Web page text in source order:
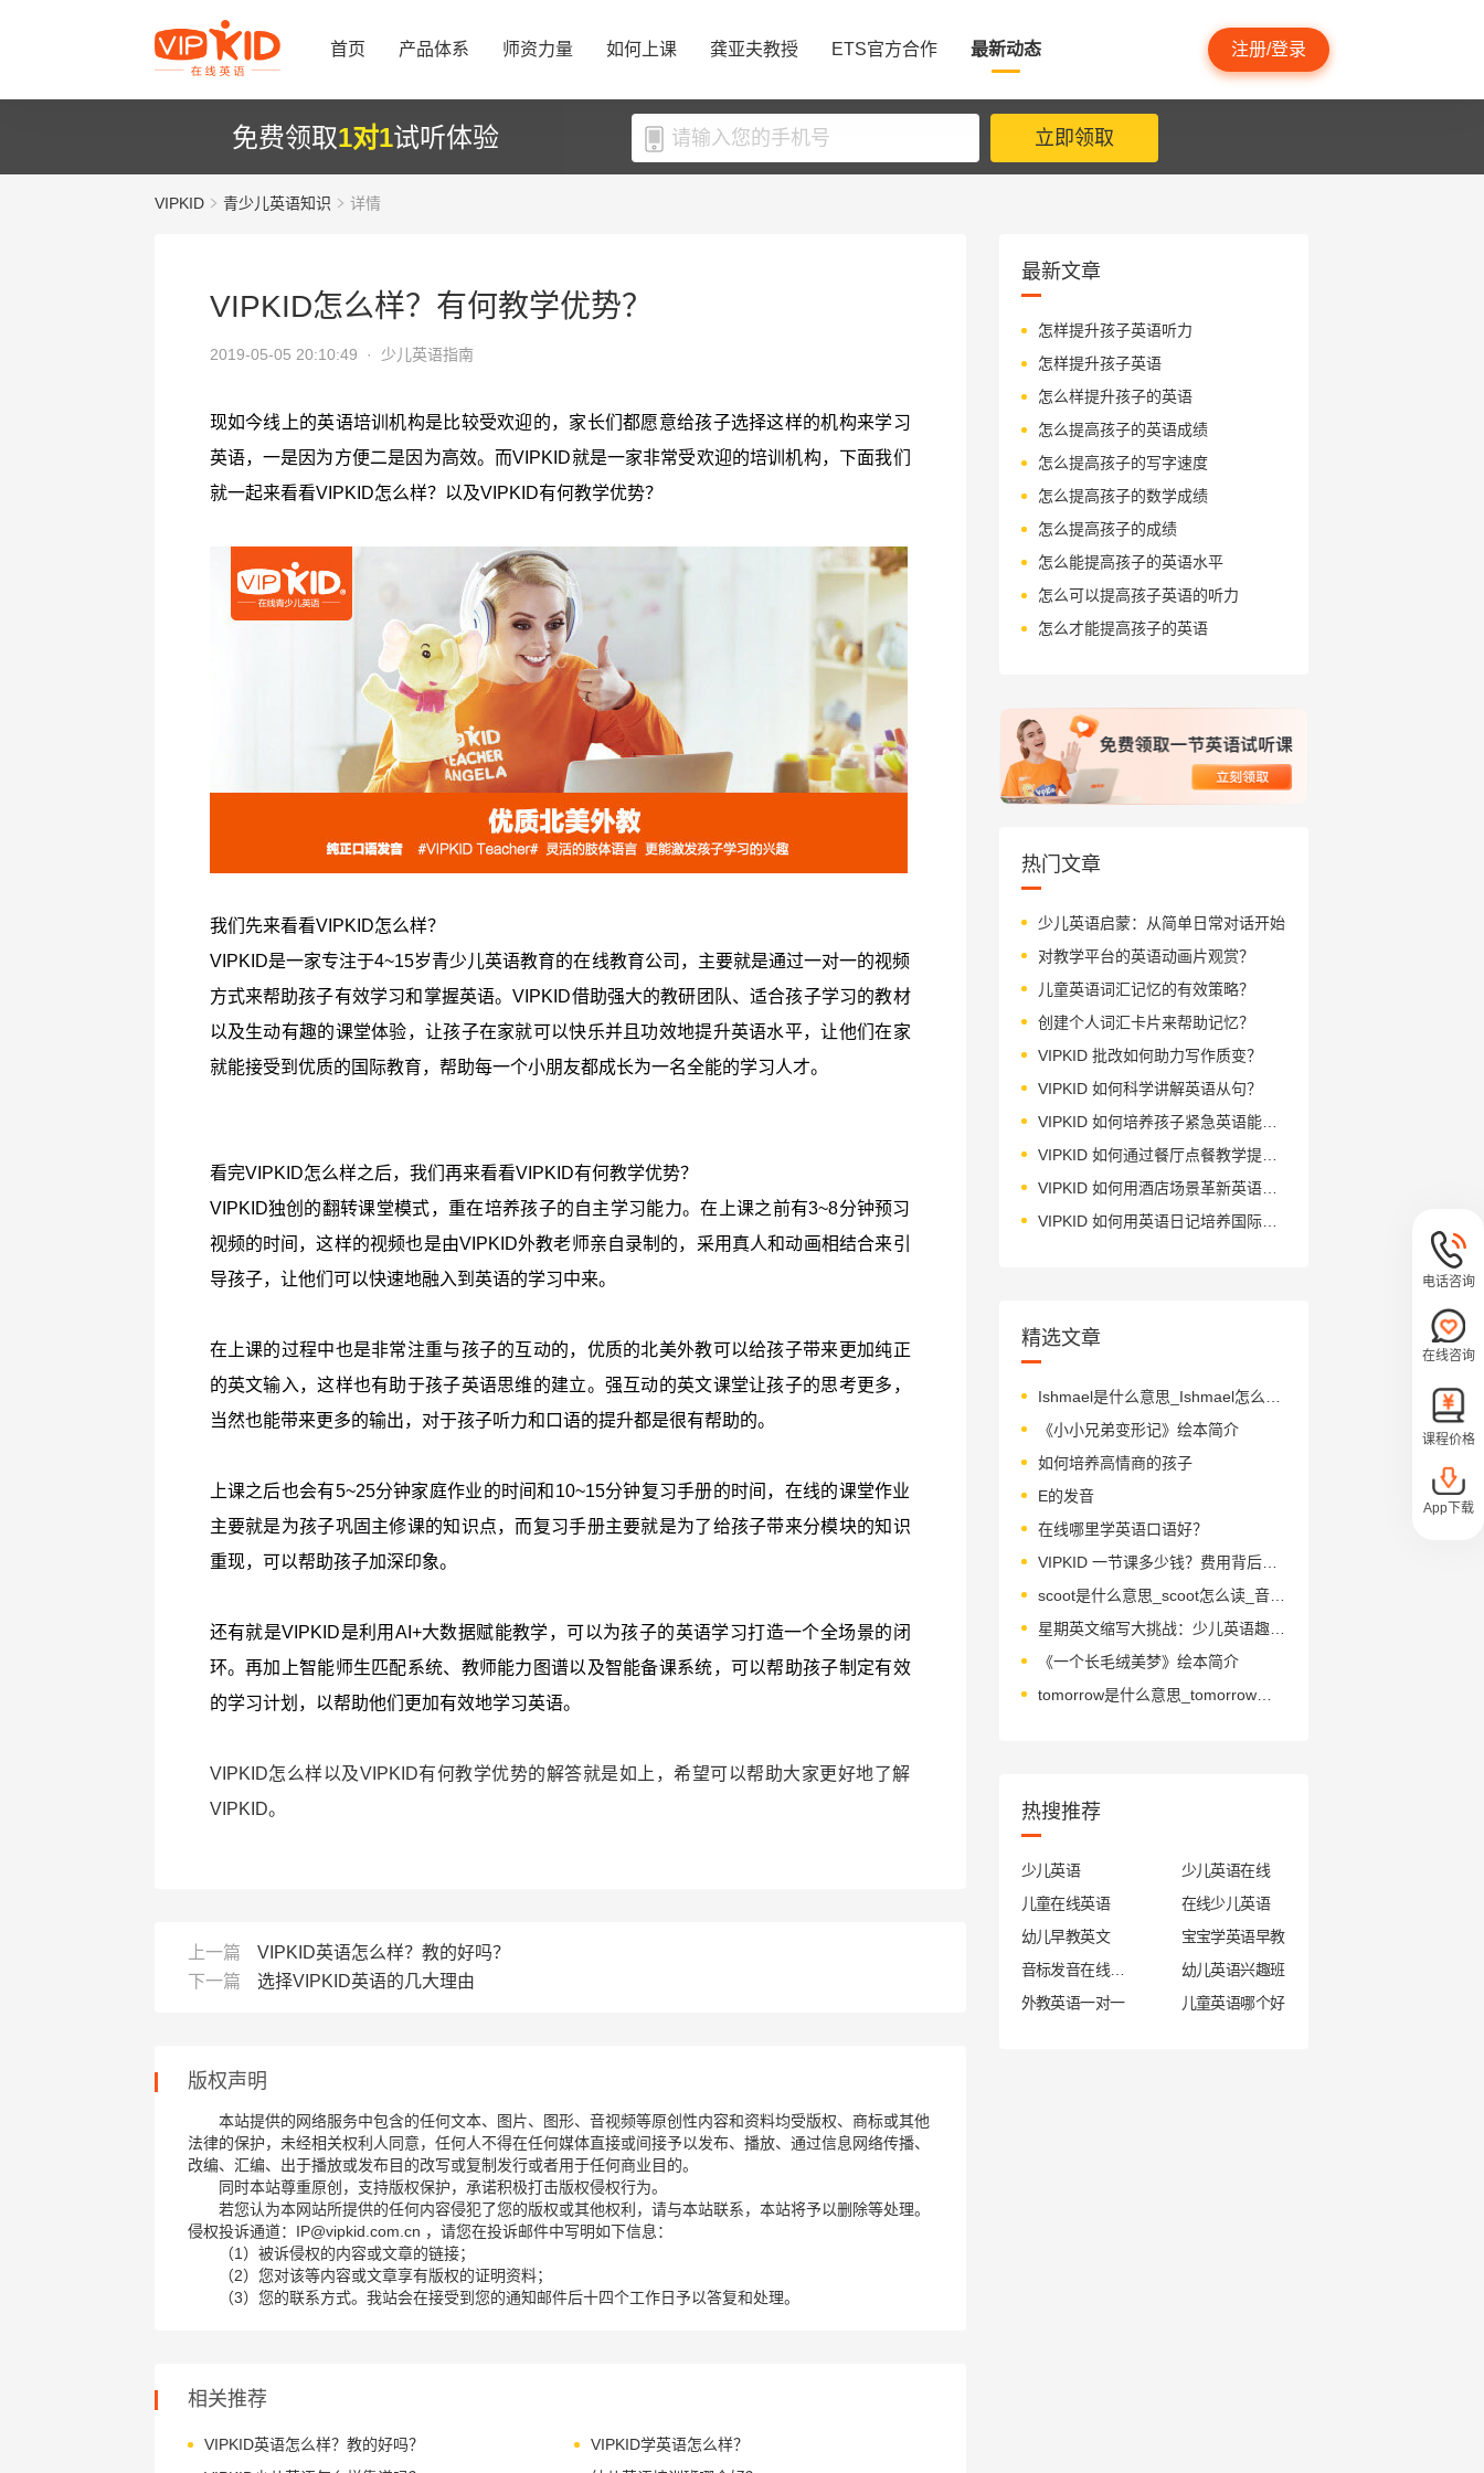
首页 产品体系 师资力量 如何上课 龚亚夫教授 ETS官方合作 最新动态 注册/登录
免费领取1对1试听体验 立即领取
VIPKID 青少儿英语知识 详情
VIPKID怎么样？有何教学优势？
2019-05-05 20:10:49 · 少儿英语指南
现如今线上的英语培训机构是比较受欢迎的，家长们都愿意给孩子选择这样的机构来学习
英语，一是因为方便二是因为高效。而VIPKID就是一家非常受欢迎的培训机构，下面我们
就一起来看看VIPKID怎么样？以及VIPKID有何教学优势？
我们先来看看VIPKID怎么样？
VIPKID是一家专注于4~15岁青少儿英语教育的在线教育公司，主要就是通过一对一的视频
方式来帮助孩子有效学习和掌握英语。VIPKID借助强大的教研团队、适合孩子学习的教材
以及生动有趣的课堂体验，让孩子在家就可以快乐并且功效地提升英语水平，让他们在家
就能接受到优质的国际教育，帮助每一个小朋友都成长为一名全能的学习人才。
看完VIPKID怎么样之后，我们再来看看VIPKID有何教学优势？
VIPKID独创的翻转课堂模式，重在培养孩子的自主学习能力。在上课之前有3~8分钟预习
视频的时间，这样的视频也是由VIPKID外教老师亲自录制的，采用真人和动画相结合来引
导孩子，让他们可以快速地融入到英语的学习中来。
在上课的过程中也是非常注重与孩子的互动的，优质的北美外教可以给孩子带来更加纯正
的英文输入，这样也有助于孩子英语思维的建立。强互动的英文课堂让孩子的思考更多，
当然也能带来更多的输出，对于孩子听力和口语的提升都是很有帮助的。
上课之后也会有5~25分钟家庭作业的时间和10~15分钟复习手册的时间，在线的课堂作业
主要就是为孩子巩固主修课的知识点，而复习手册主要就是为了给孩子带来分模块的知识
重现，可以帮助孩子加深印象。
还有就是VIPKID是利用AI+大数据赋能教学，可以为孩子的英语学习打造一个全场景的闭
环。再加上智能师生匹配系统、教师能力图谱以及智能备课系统，可以帮助孩子制定有效
的学习计划，以帮助他们更加有效地学习英语。
VIPKID怎么样以及VIPKID有何教学优势的解答就是如上，希望可以帮助大家更好地了解
VIPKID。
上一篇
VIPKID英语怎么样？教的好吗？
下一篇
选择VIPKID英语的几大理由
版权声明
本站提供的网络服务中包含的任何文本、图片、图形、音视频等原创性内容和资料均受版权、商标或其他
法律的保护，未经相关权利人同意，任何人不得在任何媒体直接或间接予以发布、播放、通过信息网络传播、
改编、汇编、出于播放或发布目的改写或复制发行或者用于任何商业目的。
同时本站尊重原创，支持版权保护，承诺积极打击版权侵权行为。
若您认为本网站所提供的任何内容侵犯了您的版权或其他权利，请与本站联系，本站将予以删除等处理。
侵权投诉通道：IP@vipkid.com.cn ，请您在投诉邮件中写明如下信息：
（1）被诉侵权的内容或文章的链接；
（2）您对该等内容或文章享有版权的证明资料；
（3）您的联系方式。我站会在接受到您的通知邮件后十四个工作日予以答复和处理。
相关推荐
VIPKID英语怎么样？教的好吗？
VIPKID学英语怎么样？
最新文章
怎样提升孩子英语听力
怎样提升孩子英语
怎么样提升孩子的英语
怎么提高孩子的英语成绩
怎么提高孩子的写字速度
怎么提高孩子的数学成绩
怎么提高孩子的成绩
怎么能提高孩子的英语水平
怎么可以提高孩子英语的听力
怎么才能提高孩子的英语
热门文章
少儿英语启蒙：从简单日常对话开始
对教学平台的英语动画片观赏？
儿童英语词汇记忆的有效策略？
创建个人词汇卡片来帮助记忆？
VIPKID 批改如何助力写作质变？
VIPKID 如何科学讲解英语从句？
VIPKID 如何培养孩子紧急英语能力？
VIPKID 如何通过餐厅点餐教学提升少儿英语应用能力？
VIPKID 如何用酒店场景革新英语教学？
VIPKID 如何用英语日记培养国际化人才？
精选文章
《小小兄弟变形记》绘本简介
如何培养高情商的孩子
E的发音
在线哪里学英语口语好？
VIPKID 一节课多少钱？费用背后的原因
scoot是什么意思_scoot怎么读_音标sku-t
星期英文缩写大挑战：少儿英语趣味互动练习
《一个长毛绒美梦》绘本简介
tomorrow是什么意思_tomorrow怎么读_音标təˈmɒrəu
热搜推荐
少儿英语
少儿英语在线
儿童在线英语
在线少儿英语
幼儿早教英文
宝宝学英语早教
幼儿英语兴趣班
外教英语一对一
儿童英语哪个好
电话咨询
在线咨询
课程价格
App下载